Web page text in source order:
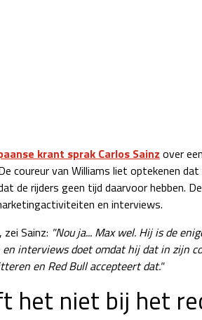
krant sprak Carlos Sainz over
coureur van Williams liet optekenen
de rijders geen tijd daarvoor hebben.
en interviews.
zei Sainz: "Nou ja... Max wel. Hij is de
interviews doet omdat hij dat in zijn
en Red Bull accepteert dat."
het niet bij het